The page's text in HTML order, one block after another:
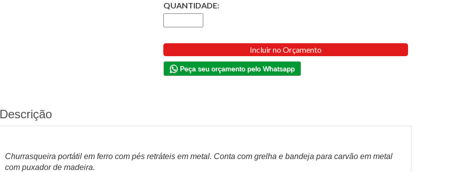
QUANTIDADE:
Incluir no Orçamento
Peça seu orçamento pelo Whatsapp
Descrição
Churrasqueira portátil em ferro com pés retráteis em metal. Conta com grelha e bandeja para carvão em metal
com puxador de madeira.